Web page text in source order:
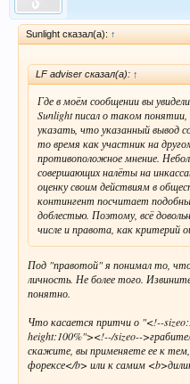
Sunlight сказал(а): ↑
LF adviser сказал(а): ↑
Где в моём сообщении вы
Sunlight писал о таком
указать, что указанный вывод
то время как участник на
противоположное мнение.
совершающих налёты на
оценку своим действиям в
контингент посчитает
доблестью. Поэтому, всё
числе и правота, как критерий
Под "правотой" я понимал то,
личность. Не более того.
понятно.
Что касается притчи о "<!--
height:100%"><!--/sizeo--
скажите, вы применяете ее к
форексе</b> или к самим